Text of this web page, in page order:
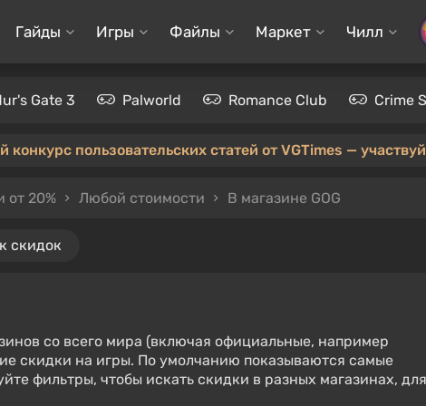
Гайды Игры Файлы Маркет Чилл
Gate 3 Palworld Romance Club Crime
конкурс пользовательских статей от VGTimes —
от 20% Любой стоимости В магазине GOG
скидок
со всего мира (включая официальные, например
скидки на игры. По умолчанию показываются самые
фильтры, чтобы искать скидки в разных магазинах, для